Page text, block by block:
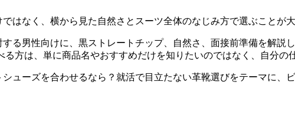
はなく、横から見た自然さとスーツ全体のなじみ方で選ぶことが大
る男性向けに、黒ストレートチップ、自然さ、面接前準備を解説
方は、単に商品名やおすすめだけを知りたいのではなく、自分の
ューズを合わせるなら？就活で目立たない革靴選びをテーマに